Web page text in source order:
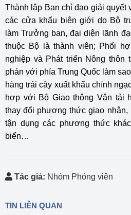
Thành lập Ban chỉ đạo giải quyết
các cửa khẩu biên giới do Bộ
làm Trưởng ban, đại diện lãnh
thuộc Bộ là thành viên; Phối
nghiệp và Phát triển Nông thôn
phán với phía Trung Quốc làm
hàng trái cây xuất khẩu chính
hợp với Bộ Giao thông Vận tải
thay đổi phương thức giao
tận dụng các phương thức
biển…
Tác giả: Nhóm Phóng viên
TIN LIÊN QUAN